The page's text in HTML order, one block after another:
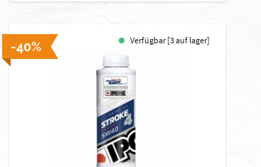
-40% Verfügbar [3 auf lager]